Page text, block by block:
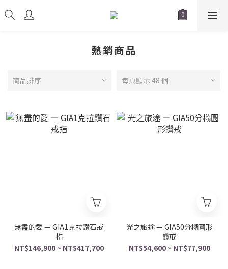
熱銷商品
商品排序 每頁顯示 48 個
無盡的愛 — GIA1克拉鑽石戒
指
NT$146,900 ~ NT$417,700
光之旅途 — GIA50分橢圓形
鑽戒
NT$54,600 ~ NT$77,900